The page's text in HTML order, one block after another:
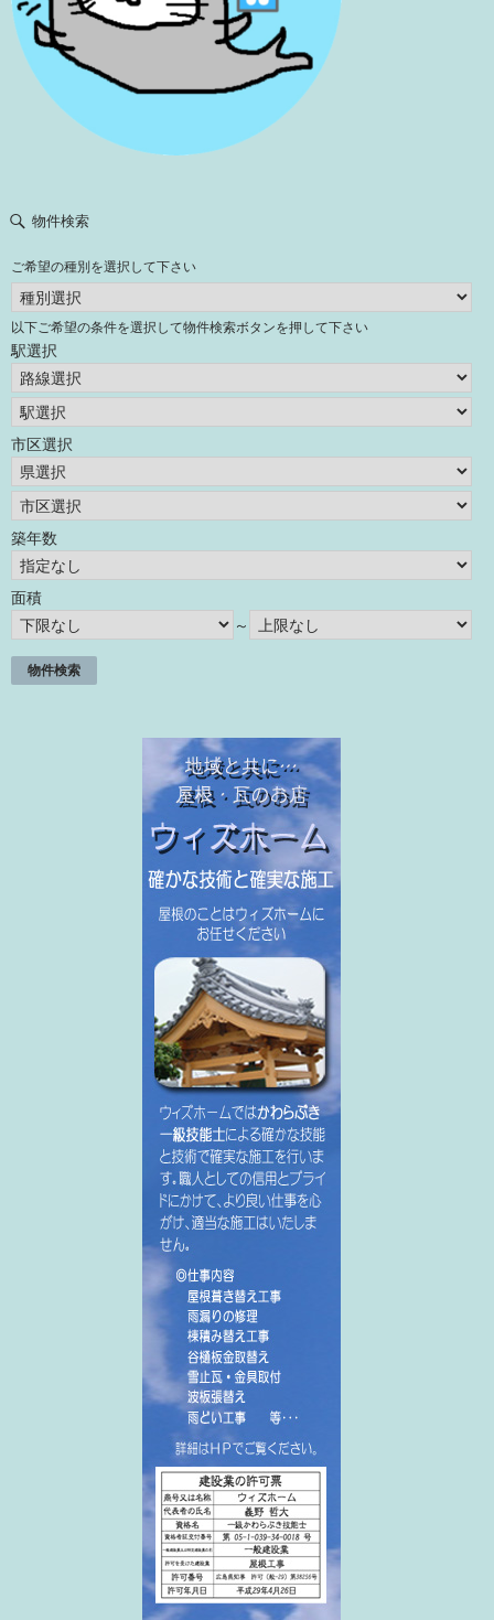
物件検索
ご希望の種別を選択して下さい
以下ご希望の条件を選択して物件検索ボタンを押して下さい
駅選択
市区選択
築年数
面積
～